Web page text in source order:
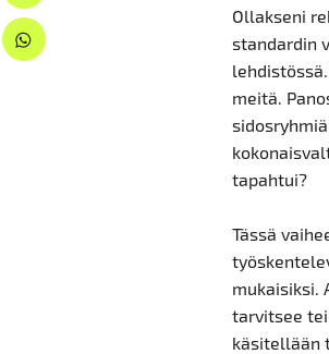
Ollakseni
standardin
meitä.
tapahtui?
Tässä
mukaisiksi.
tarvitsee
käsitellään